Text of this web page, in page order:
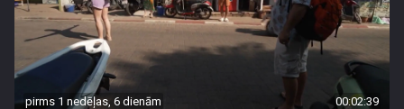
pirms 1 nedēļas, 6 dienām 00:02:39